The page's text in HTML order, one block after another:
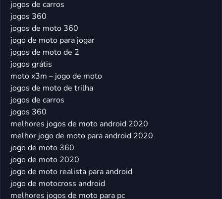
jogos de carros
jogos 360
jogos de moto 360
jogo de moto para jogar
jogos de moto de 2
jogos grátis
moto x3m – jogo de moto
jogos de moto de trilha
jogos de carros
jogos 360
melhores jogos de moto android 2020
melhor jogo de moto para android 2020
jogo de moto 360
jogo de moto 2020
jogo de moto realista para android
jogo de motocross android
melhores jogos de moto para pc